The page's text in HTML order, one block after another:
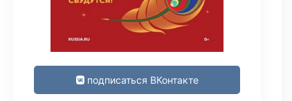
подписаться ВКонтакте